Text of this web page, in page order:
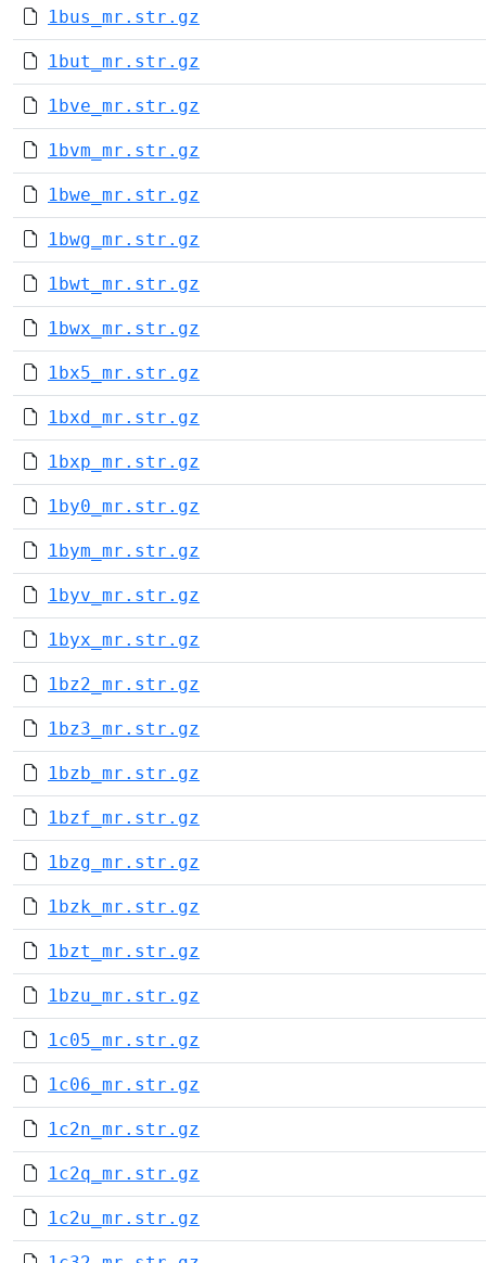
1bus_mr.str.gz
1but_mr.str.gz
1bve_mr.str.gz
1bvm_mr.str.gz
1bwe_mr.str.gz
1bwg_mr.str.gz
1bwt_mr.str.gz
1bwx_mr.str.gz
1bx5_mr.str.gz
1bxd_mr.str.gz
1bxp_mr.str.gz
1by0_mr.str.gz
1bym_mr.str.gz
1byv_mr.str.gz
1byx_mr.str.gz
1bz2_mr.str.gz
1bz3_mr.str.gz
1bzb_mr.str.gz
1bzf_mr.str.gz
1bzg_mr.str.gz
1bzk_mr.str.gz
1bzt_mr.str.gz
1bzu_mr.str.gz
1c05_mr.str.gz
1c06_mr.str.gz
1c2n_mr.str.gz
1c2q_mr.str.gz
1c2u_mr.str.gz